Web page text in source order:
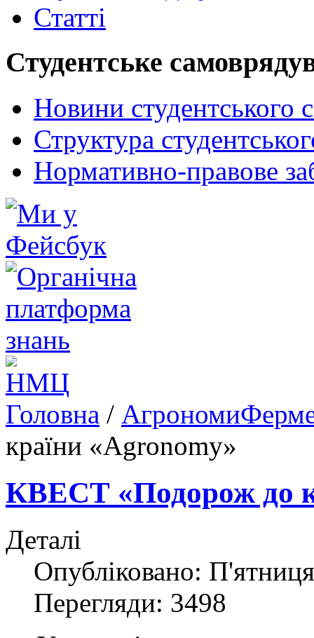
Статті
Студентське
Новини студентського
Структура
Нормативно-правове
Головна /
країни «Agronomy»
КВЕСТ «Подорож до
Деталі
Опубліковано:
Перегляди: 3498